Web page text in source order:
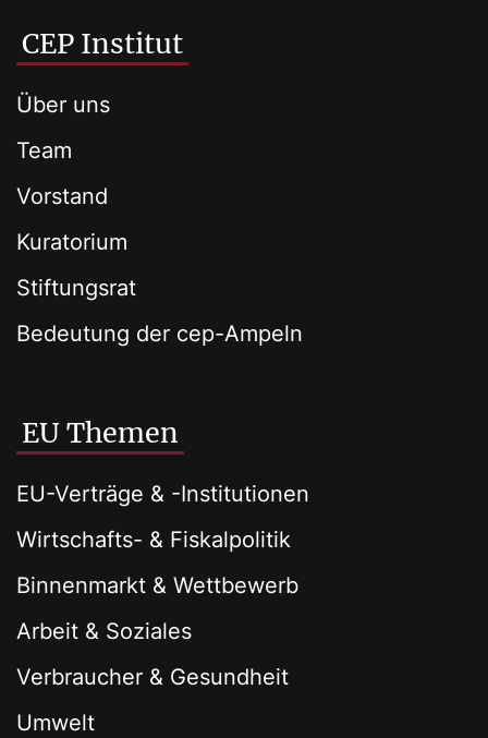
CEP Institut
Über uns
Team
Vorstand
Kuratorium
Stiftungsrat
Bedeutung der cep-Ampeln
EU Themen
EU-Verträge & -Institutionen
Wirtschafts- & Fiskalpolitik
Binnenmarkt & Wettbewerb
Arbeit & Soziales
Verbraucher & Gesundheit
Umwelt